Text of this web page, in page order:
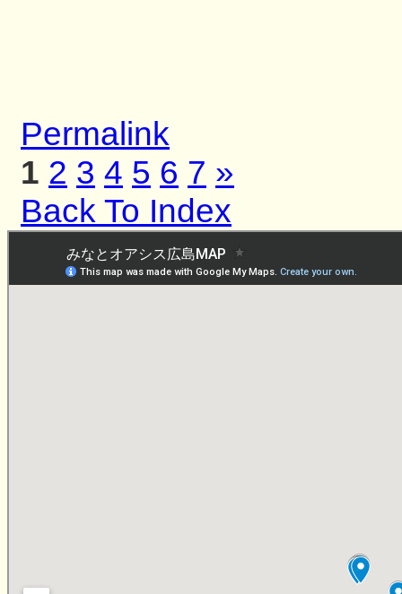
Permalink
1 2 3 4 5 6 7 »
Back To Index